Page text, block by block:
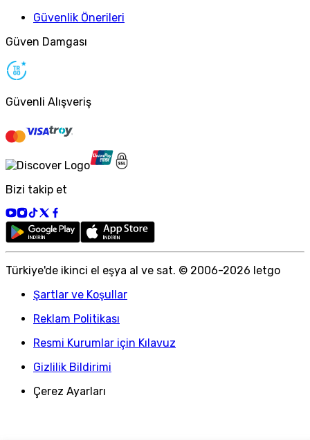
Güvenlik Önerileri
Güven Damgası
Güvenli Alışveriş
Bizi takip et
Türkiye'de ikinci el eşya al ve sat. © 2006-2026 letgo
Şartlar ve Koşullar
Reklam Politikası
Resmi Kurumlar için Kılavuz
Gizlilik Bildirimi
Çerez Ayarları